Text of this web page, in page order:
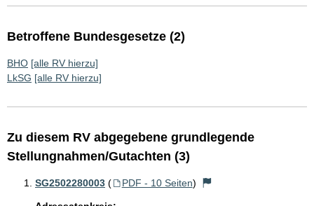
Betroffene Bundesgesetze (2)
BHO [alle RV hierzu]
LkSG [alle RV hierzu]
Zu diesem RV abgegebene grundlegende
Stellungnahmen/Gutachten (3)
SG2502280003 ( PDF - 10 Seiten)